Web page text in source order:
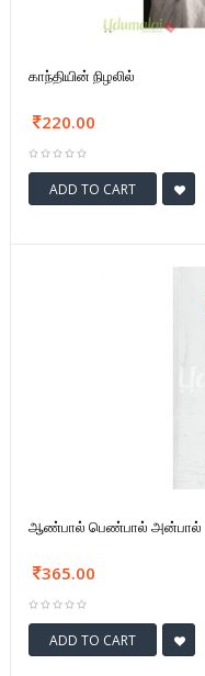
காந்தியின் நிழலில்
220.00
ADD TO CART
ஆண்பால் பெண்பால் அன்பால்
365.00
ADD TO CART